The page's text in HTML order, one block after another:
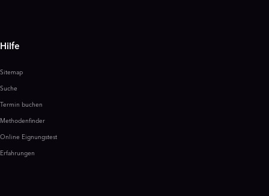
Hilfe
Sitemap
Suche
Termin buchen
Methodenfinder
Online Eignungstest
Erfahrungen